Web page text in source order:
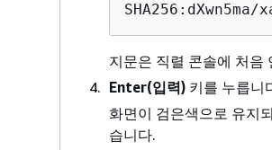
SHA256:dXwn5ma/
지문은 직렬 콘솔에 처음
Enter(입력) 키를 누릅니
화면이 검은색으로 유지
습니다.